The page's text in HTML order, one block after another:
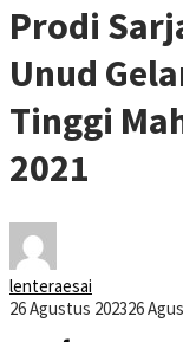
Prodi
Unud
Tinggi
2021
lenteraesai
26 Agustus 202326